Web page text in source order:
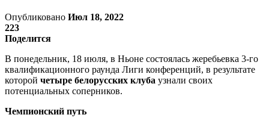
Опубликовано Июл 18, 2022
223
Поделится
В понедельник, 18 июля, в Ньоне состоялась жеребьевка 3-го
квалификационного раунда Лиги конференций, в результате
которой четыре белорусских клуба узнали своих
потенциальных соперников.
Чемпионский путь